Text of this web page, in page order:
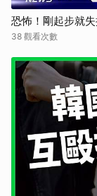
恐怖！剛起步就
38 觀看次數